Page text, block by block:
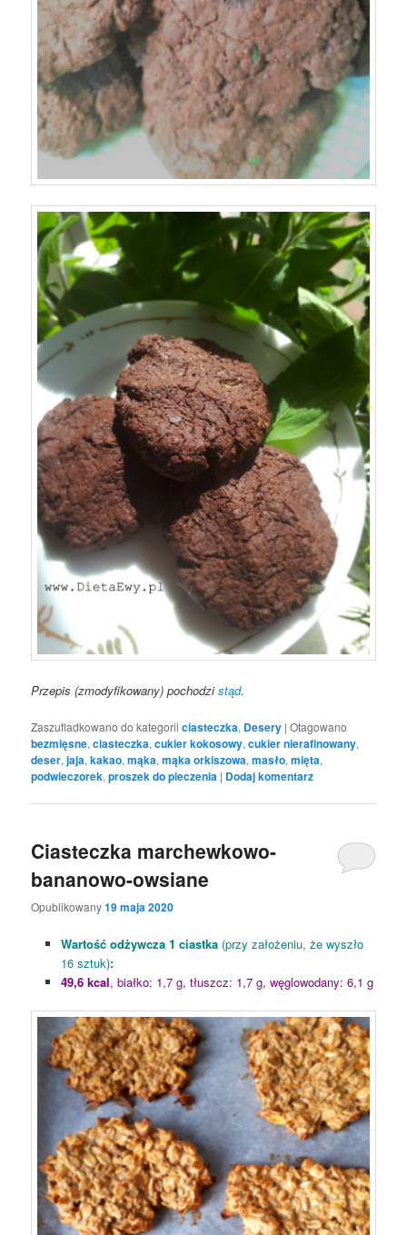
Przepis (zmodyfikowany) pochodzistąd.
Zaszufladkowano do kategorii ciasteczka, Desery |Otagowano
bezmięsne,ciasteczka,cukier kokosowy,cukier nierafinowany,
deser,jaja,kakao,mąka,mąka orkiszowa,masło,mięta,
podwieczorek,proszek do pieczenia | Dodaj komentarz
Ciasteczka marchewkowo-
bananowo-owsiane
Opublikowany19 maja 2020
Wartość odżywcza 1 ciastka (przy założeniu, że wyszło
16 sztuk):
49,6 kcal, białko: 1,7 g, tłuszcz: 1,7 g, węglowodany: 6,1 g